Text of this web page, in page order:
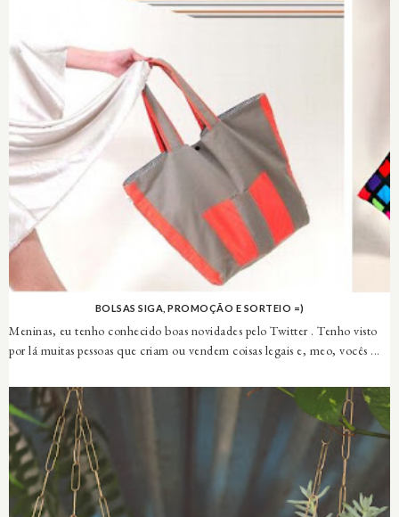
BOLSAS SIGA, PROMOÇÃO E SORTEIO =)
Meninas, eu tenho conhecido boas novidades pelo Twitter . Tenho visto
por lá muitas pessoas que criam ou vendem coisas legais e, meo, vocês ...